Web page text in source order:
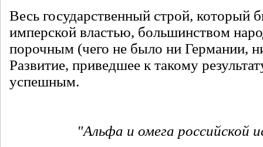
Весь государственный строй, который
имперской властью, большинством
порочным (чего не было ни Германии,
Развитие, приведшее к такому
успешным.
"Альфа и омега российской